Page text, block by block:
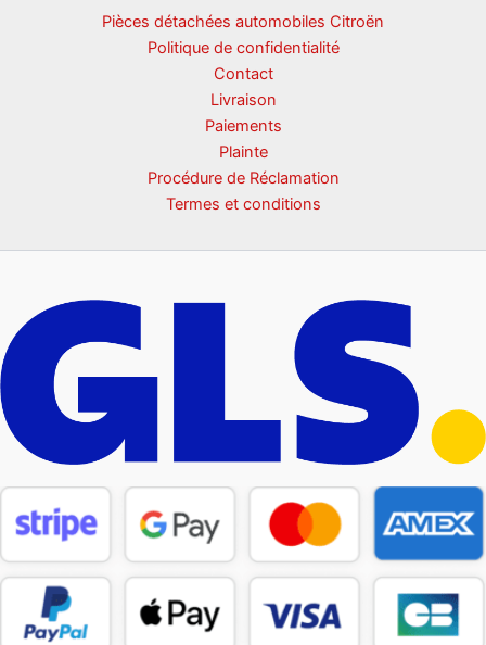
Pièces détachées automobiles Citroën
Politique de confidentialité
Contact
Livraison
Paiements
Plainte
Procédure de Réclamation
Termes et conditions